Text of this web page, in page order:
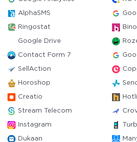
AlphaSMS
Ringostat
Google Drive
Contact Form 7
SellAction
Horoshop
Creatio
Stream Telecom
Instagram
Dukaan